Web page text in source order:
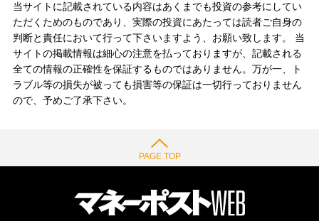
当サイトに記載されている内容はあくまでも投資の参考にしてい
ただくためのものであり、実際の投資にあたっては読者ご自身の
判断と責任において行って下さいますよう、お願い致します。 当
サイトの掲載情報は細心の注意を払っておりますが、記載される
全ての情報の正確性を保証するものではありません。万が一、ト
ラブル等の損失が被っても損害等の保証は一切行っておりません
ので、予めご了承下さい。
PAGE TOP